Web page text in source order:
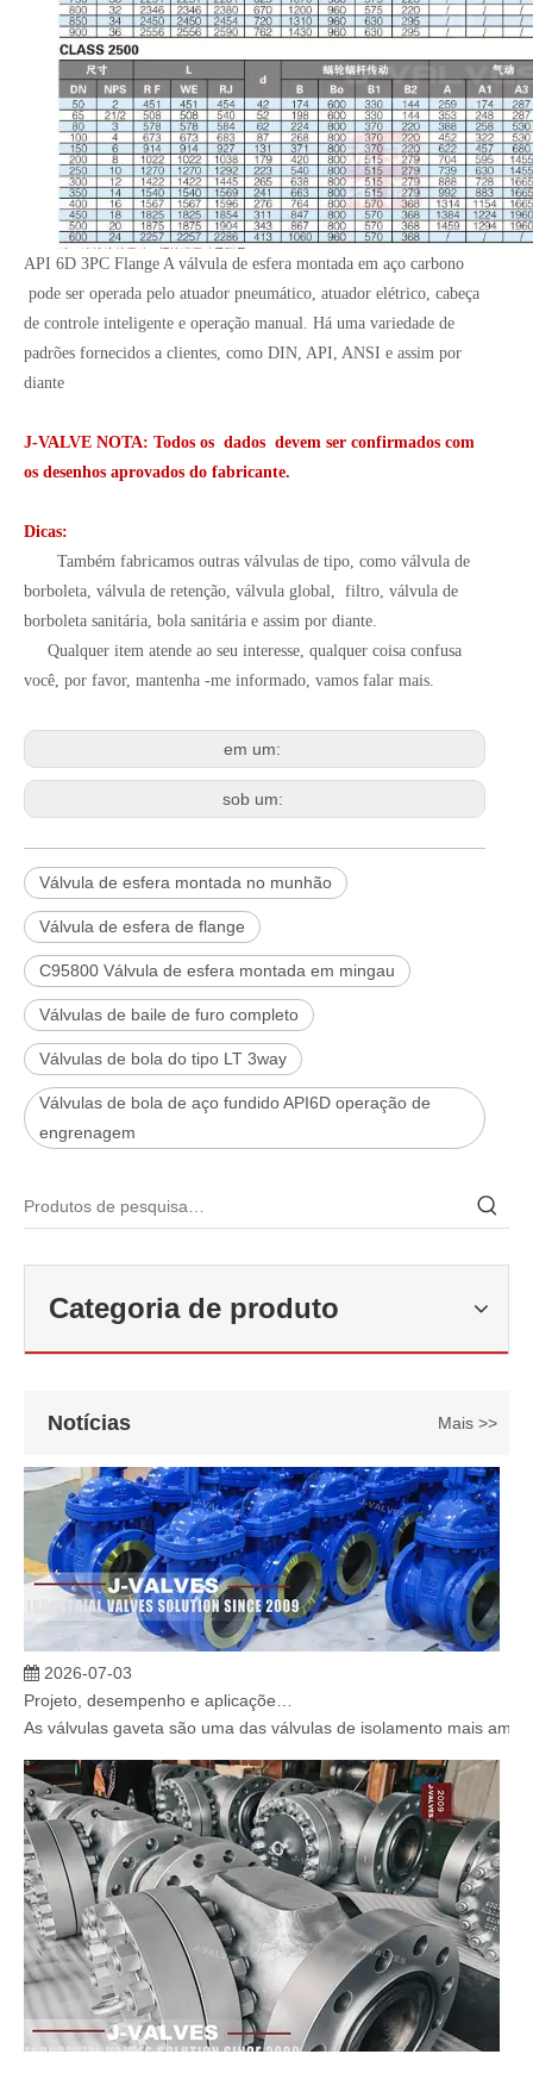
API 6D 3PC Flange A válvula de esfera montada em aço carbono
pode ser operada pelo atuador pneumático, atuador elétrico, cabeça
de controle inteligente e operação manual. Há uma variedade de
padrões fornecidos a clientes, como DIN, API, ANSI e assim por
diante
J-VALVE NOTA: Todos os dados devem ser confirmados com
os desenhos aprovados do fabricante.
Dicas:
Também fabricamos outras válvulas de tipo, como válvula de
borboleta, válvula de retenção, válvula global, filtro, válvula de
borboleta sanitária, bola sanitária e assim por diante.
Qualquer item atende ao seu interesse, qualquer coisa confusa
você, por favor, mantenha -me informado, vamos falar mais.
em um:
sob um:
Válvula de esfera montada no munhão
Válvula de esfera de flange
C95800 Válvula de esfera montada em mingau
Válvulas de baile de furo completo
Válvulas de bola do tipo LT 3way
Válvulas de bola de aço fundido API6D operação de
engrenagem
Categoria de produto
Notícias Mais >>
2026-06-22
J-VALVES fabrica válvula de esfera de alta temperatura em aço
2026-07-03
As válvulas gaveta são uma das válvulas de isolamento mais